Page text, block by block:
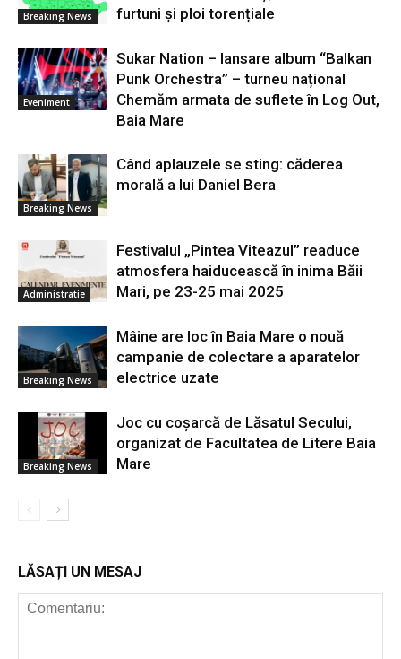
Breaking News
furtuni și ploi torențiale
Eveniment
Sukar Nation – lansare album “Balkan
Punk Orchestra” – turneu național
Chemăm armata de suflete în Log Out,
Baia Mare
Breaking News
Când aplauzele se sting: căderea
morală a lui Daniel Bera
Administratie
Festivalul „Pintea Viteazul” readuce
atmosfera haiducească în inima Băii
Mari, pe 23-25 mai 2025
Breaking News
Mâine are loc în Baia Mare o nouă
campanie de colectare a aparatelor
electrice uzate
Breaking News
Joc cu coșarcă de Lăsatul Secului,
organizat de Facultatea de Litere Baia
Mare
LĂSAȚI UN MESAJ